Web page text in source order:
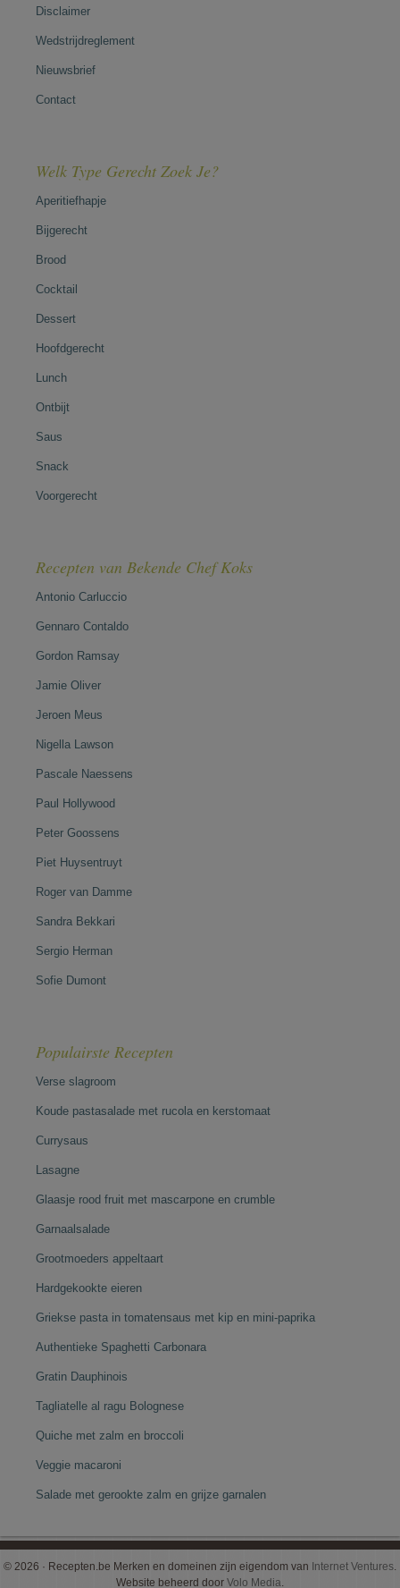
Disclaimer
Wedstrijdreglement
Nieuwsbrief
Contact
Welk Type Gerecht Zoek Je?
Aperitiefhapje
Bijgerecht
Brood
Cocktail
Dessert
Hoofdgerecht
Lunch
Ontbijt
Saus
Snack
Voorgerecht
Recepten van Bekende Chef Koks
Antonio Carluccio
Gennaro Contaldo
Gordon Ramsay
Jamie Oliver
Jeroen Meus
Nigella Lawson
Pascale Naessens
Paul Hollywood
Peter Goossens
Piet Huysentruyt
Roger van Damme
Sandra Bekkari
Sergio Herman
Sofie Dumont
Populairste Recepten
Verse slagroom
Koude pastasalade met rucola en kerstomaat
Currysaus
Lasagne
Glaasje rood fruit met mascarpone en crumble
Garnaalsalade
Grootmoeders appeltaart
Hardgekookte eieren
Griekse pasta in tomatensaus met kip en mini-paprika
Authentieke Spaghetti Carbonara
Gratin Dauphinois
Tagliatelle al ragu Bolognese
Quiche met zalm en broccoli
Veggie macaroni
Salade met gerookte zalm en grijze garnalen
© 2026 · Recepten.be Merken en domeinen zijn eigendom van Internet Ventures
Website beheerd door Volo Media